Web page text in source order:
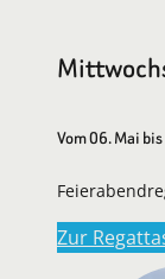
Vom 06. Mai
Zur